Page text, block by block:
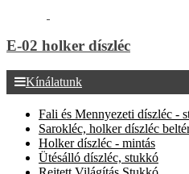
E-02 holker díszléc
Kínálatunk
Fali és Mennyezeti díszléc -
Sarokléc, holker díszléc
Holker díszléc - mintás
Ütésálló díszléc, stukkó